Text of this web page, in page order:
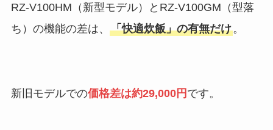
RZ-V100HM（新型モデル）とRZ-V100GM（型落
ち）の機能の差は、 「快適炊飯」の有無だけ。
新旧モデルでの価格差は約29,000円 です。